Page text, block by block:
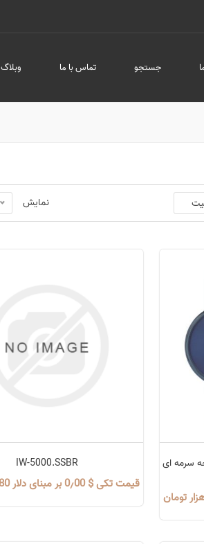
جستجو تماس با ما وبلاگ
نمایش
سرمه ای
IW-5000.SSBR
قیمت تکی $ 0٫00 بر مبنای دلار 80 هزار تومان